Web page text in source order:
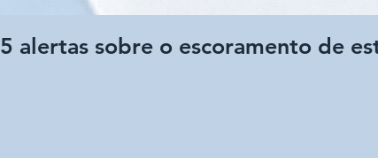
5 alertas sobre o escoramento de